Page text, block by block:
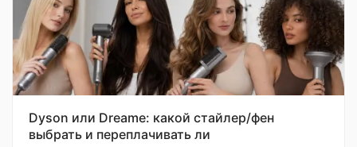
Dyson или Dreame: какой стайлер/фен
выбрать и переплачивать ли